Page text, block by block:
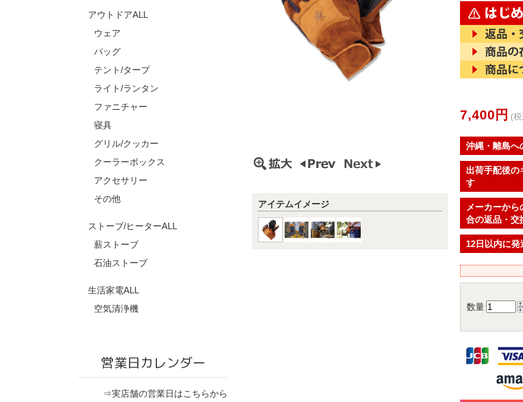
アウトドアALL
ウェア
バッグ
テント/タープ
ライト/ランタン
ファニチャー
寝具
グリル/クッカー
クーラーボックス
アクセサリー
その他
ストーブ/ヒーターALL
薪ストーブ
石油ストーブ
生活家電ALL
空気清浄機
営業日カレンダー
⇒実店舗の営業日はこちらから
7,400円 (
沖縄・離島へ
出荷手配後の
す
メーカーか
合の返品・交
12日以内に発
数量
アイテムイメージ